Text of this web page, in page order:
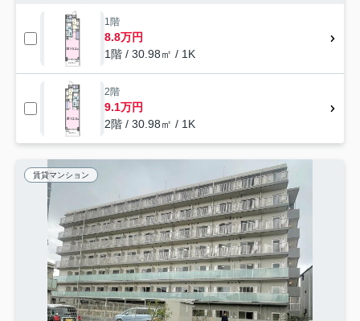
1階
8.8万円
1階 / 30.98㎡ / 1K
2階
9.1万円
2階 / 30.98㎡ / 1K
賃貸マンション